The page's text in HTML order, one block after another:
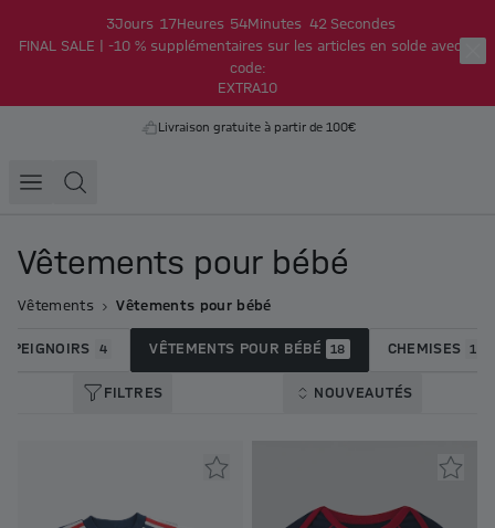
3Jours 17Heures 54Minutes 42 Secondes
FINAL SALE | -10 % supplémentaires sur les articles en solde avec le
code:
EXTRA10
Livraison gratuite à partir de 100€
Vêtements pour bébé
Vêtements Vêtements pour bébé
PEIGNOIRS 4 VÊTEMENTS POUR BÉBÉ 18 CHEMISES 12
FILTRES NOUVEAUTÉS